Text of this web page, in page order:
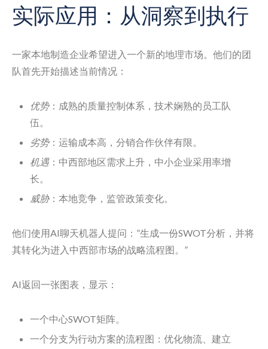
实际应用：从洞察到执行
一家本地制造企业希望进入一个新的地理市场。他们的团
队首先开始描述当前情况：
优势：成熟的质量控制体系，技术娴熟的员工队
伍。
劣势：运输成本高，分销合作伙伴有限。
机遇：中西部地区需求上升，中小企业采用率增
长。
威胁：本地竞争，监管政策变化。
他们使用AI聊天机器人提问：”生成一份SWOT分析，并将
其转化为进入中西部市场的战略流程图。”
AI返回一张图表，显示：
一个中心SWOT矩阵。
一个分支为行动方案的流程图：优化物流、建立